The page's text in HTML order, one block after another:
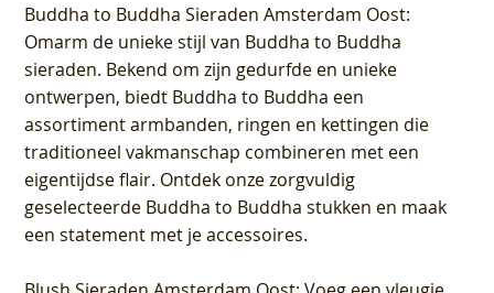
Buddha to Buddha Sieraden Amsterdam Oost:
Omarm de unieke stijl van Buddha to Buddha
sieraden. Bekend om zijn gedurfde en unieke
ontwerpen, biedt Buddha to Buddha een
assortiment armbanden, ringen en kettingen die
traditioneel vakmanschap combineren met een
eigentijdse flair. Ontdek onze zorgvuldig
geselecteerde Buddha to Buddha stukken en maak
een statement met je accessoires.